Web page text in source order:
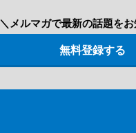
＼メルマガで最新の話題を